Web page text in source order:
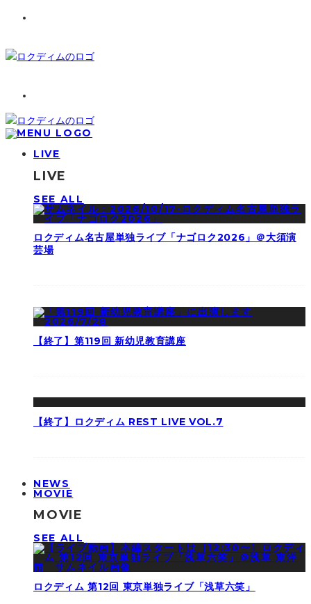
LIVE
LIVE
SEE ALL
ロクディム名古屋単独ライブ「ナゴロク2026」＠大須演
芸場
【終了】第119回 新幼児教育講座
【終了】ロクディム REST LIVE VOL.7
NEWS
MOVIE
MOVIE
SEE ALL
ロクディム 第12回 東京単独ライブ「浅草六笑」